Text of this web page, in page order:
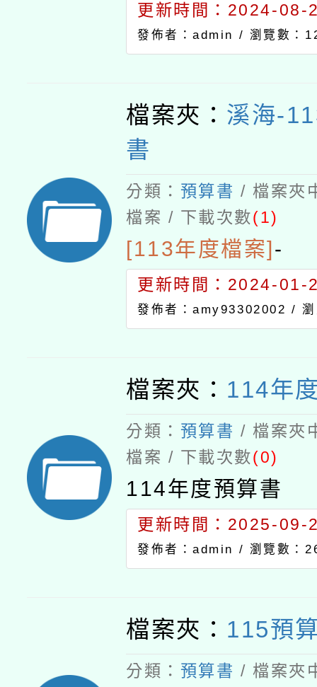
更新時間：2024-08-
發佈者：admin / 瀏覽數：
檔案夾： 溪海-
書
分類： 預算書 / 檔案夾
檔案 / 下載次數(1)
[113年度檔案]-
更新時間：2024-01-
發佈者：amy93302002 /
檔案夾： 114年
分類： 預算書 / 檔案夾
檔案 / 下載次數(0)
114年度預算書
更新時間：2025-09-
發佈者：admin / 瀏覽數：
檔案夾： 115預
分類： 預算書 / 檔案夾